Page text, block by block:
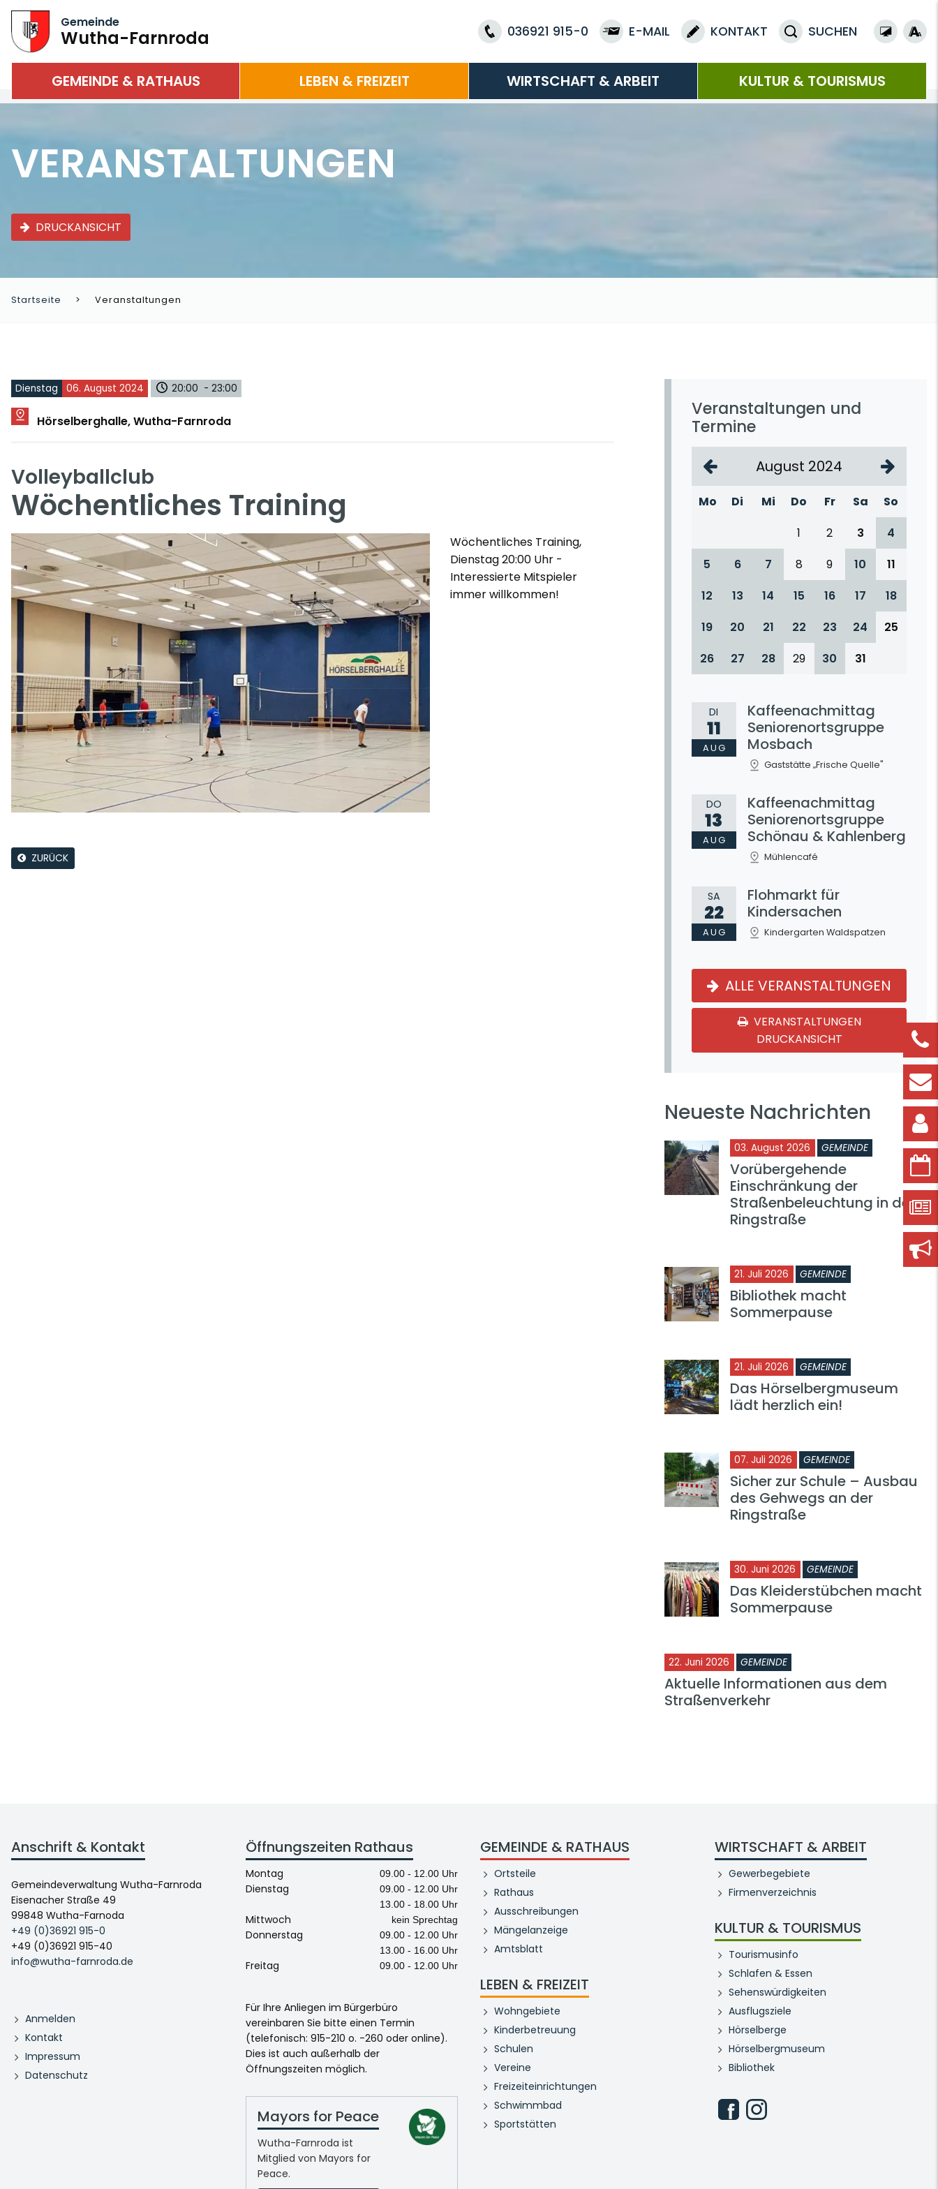
Gemeinde
Wutha-Farnroda 036921 915-0 E-MAIL KONTAKT SUCHEN
GEMEINDE & RATHAUS LEBEN & FREIZEIT WIRTSCHAFT & ARBEIT KULTUR & TOURISMUS
VERANSTALTUNGEN
DRUCKANSICHT
Startseite Veranstaltungen
Dienstag 06. August 2024 20:00 - 23:00
Hörselberghalle, Wutha-Farnroda
Volleyballclub
Wöchentliches Training
Wöchentliches Training,
Dienstag 20:00 Uhr -
Interessierte Mitspieler
immer willkommen!
ZURÜCK
Veranstaltungen und
Termine
August 2024
Mo Di Mi Do Fr Sa
So
1
2 3
4
5
6 7 8 9 10
11
12
13 14 15 16 17
18
19
20 21 22 23 24
25
26
27 28 29 30 31
DI
11
AUG
Kaffeenachmittag
Seniorenortsgruppe
Mosbach
Gaststätte „Frische Quelle"
DO
13
AUG
Kaffeenachmittag
Seniorenortsgruppe
Schönau & Kahlenberg
Mühlencafé
SA
22
AUG
Flohmarkt für
Kindersachen
Kindergarten Waldspatzen
ALLE VERANSTALTUNGEN
VERANSTALTUNGEN
DRUCKANSICHT
Neueste Nachrichten
03. August 2026 GEMEINDE
Vorübergehende
Einschränkung der
Straßenbeleuchtung in der
Ringstraße
21. Juli 2026 GEMEINDE
Bibliothek macht
Sommerpause
21. Juli 2026 GEMEINDE
Das Hörselbergmuseum
lädt herzlich ein!
07. Juli 2026 GEMEINDE
Sicher zur Schule – Ausbau
des Gehwegs an der
Ringstraße
30. Juni 2026 GEMEINDE
Das Kleiderstübchen macht
Sommerpause
22. Juni 2026 GEMEINDE
Aktuelle Informationen aus dem
Straßenverkehr
Anschrift & Kontakt
Gemeindeverwaltung Wutha-Farnroda
Eisenacher Straße 49
99848 Wutha-Farnoda
+49 (0)36921 915-0
+49 (0)36921 915-40
info@wutha-farnroda.de
Anmelden
Kontakt
Impressum
Datenschutz
Öffnungszeiten Rathaus
Montag 09.00 - 12.00 Uhr
Dienstag
09.00 - 12.00 Uhr
13.00 - 18.00 Uhr
Mittwoch kein Sprechtag
Donnerstag
09.00 - 12.00 Uhr
13.00 - 16.00 Uhr
Freitag 09.00 - 12.00 Uhr
Für Ihre Anliegen im Bürgerbüro
vereinbaren Sie bitte einen Termin
(telefonisch: 915-210 o. -260 oder online).
Dies ist auch außerhalb der
Öffnungszeiten möglich.
Mayors for Peace
Wutha-Farnroda ist
Mitglied von Mayors for
Peace.
GEMEINDE & RATHAUS
Ortsteile
Rathaus
Ausschreibungen
Mängelanzeige
Amtsblatt
LEBEN & FREIZEIT
Wohngebiete
Kinderbetreuung
Schulen
Vereine
Freizeiteinrichtungen
Schwimmbad
Sportstätten
WIRTSCHAFT & ARBEIT
Gewerbegebiete
Firmenverzeichnis
KULTUR & TOURISMUS
Tourismusinfo
Schlafen & Essen
Sehenswürdigkeiten
Ausflugsziele
Hörselberge
Hörselbergmuseum
Bibliothek